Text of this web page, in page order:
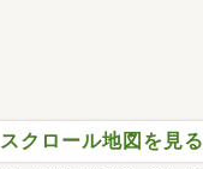
スクロール地図を見る